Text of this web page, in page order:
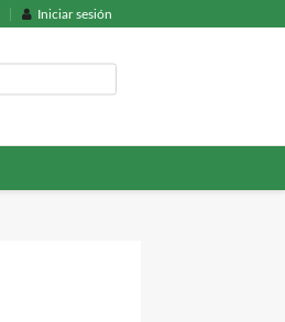
Iniciar sesión